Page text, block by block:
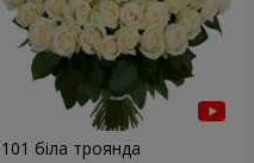
101 біла троянда